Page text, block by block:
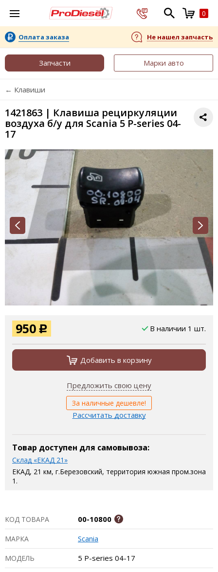
0
Оплата заказа Не нашел запчасть
Запчасти Марки авто
← Клавиши
1421863 | Клавиша рециркуляции
воздуха б/у для Scania 5 P-series 04-
17
950 Р В наличии 1 шт.
Добавить в корзину
Предложить свою цену
За наличные дешевле!
Рассчитать доставку
Товар доступен для самовывоза:
Склад «ЕКАД 21»
ЕКАД, 21 км, г.Березовский, территория южная пром.зона
1.
КОД ТОВАРА 00-10800
МАРКА Scania
МОДЕЛЬ 5 P-series 04-17